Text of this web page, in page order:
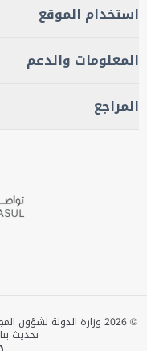
استخدام الموقع
المعلومات والدعم
المراجع
©
2026 وزارة الدولة لشؤون
تحديث